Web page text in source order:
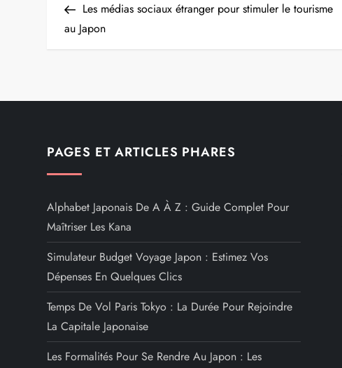
a
i
a
t
i
o
n
d
e
PostLes médias sociaux étranger pour stimuler le tourisme
au Japon
PAGES ET ARTICLES PHARES
Alphabet Japonais De A À Z : Guide Complet Pour
Maîtriser Les Kana
Simulateur Budget Voyage Japon : Estimez Vos
Dépenses En Quelques Clics
Temps De Vol Paris Tokyo : La Durée Pour Rejoindre
La Capitale Japonaise
Les Formalités Pour Se Rendre Au Japon : Les